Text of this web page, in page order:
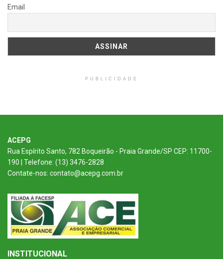
Email
PUBLICIDADE
ACEPG
Rua Espírito Santo, 782 Boqueirão - Praia Grande/SP CEP: 11700-
190 | Telefone: (13) 3476-2828
Contate-nos: contato@acepg.com.br
INSTITUCIONAL